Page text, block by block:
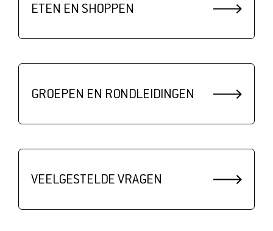
ETEN EN SHOPPEN
GROEPEN EN RONDLEIDINGEN
VEELGESTELDE VRAGEN